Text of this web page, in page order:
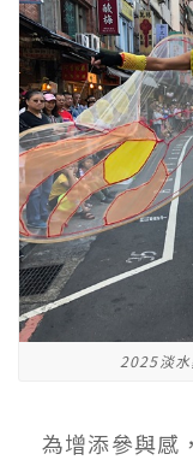
2025淡
為增添參與感